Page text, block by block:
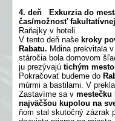
4. deň Exkurzia do
čas/možnosť
Raňajky v hoteli
V tento deň naše kroky
Rabatu. Mdina prekvitala
stáročia bola domovom
ju prezývajú tichým
Pokračovať budeme do
múrmi a bastilami. V
Zastavíme sa v mestečku
najväčšou kupolou na
ňom stal skutočný zázrak